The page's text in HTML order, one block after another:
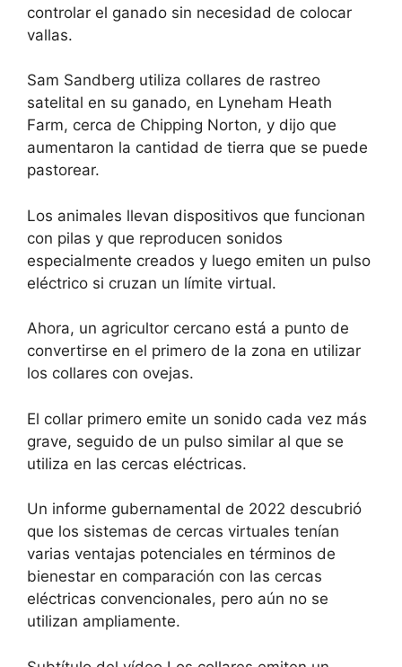
controlar el ganado sin necesidad de colocar
vallas.
Sam Sandberg utiliza collares de rastreo
satelital en su ganado, en Lyneham Heath
Farm, cerca de Chipping Norton, y dijo que
aumentaron la cantidad de tierra que se puede
pastorear.
Los animales llevan dispositivos que funcionan
con pilas y que reproducen sonidos
especialmente creados y luego emiten un pulso
eléctrico si cruzan un límite virtual.
Ahora, un agricultor cercano está a punto de
convertirse en el primero de la zona en utilizar
los collares con ovejas.
El collar primero emite un sonido cada vez más
grave, seguido de un pulso similar al que se
utiliza en las cercas eléctricas.
Un informe gubernamental de 2022 descubrió
que los sistemas de cercas virtuales tenían
varias ventajas potenciales en términos de
bienestar en comparación con las cercas
eléctricas convencionales, pero aún no se
utilizan ampliamente.